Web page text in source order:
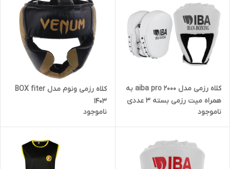
کلاه رزمی مدل aiba pro 2000 به
همراه میت رزمی بسته 3 عددی
ناموجود
کلاه رزمی ونوم مدل BOX fiter
1403
ناموجود